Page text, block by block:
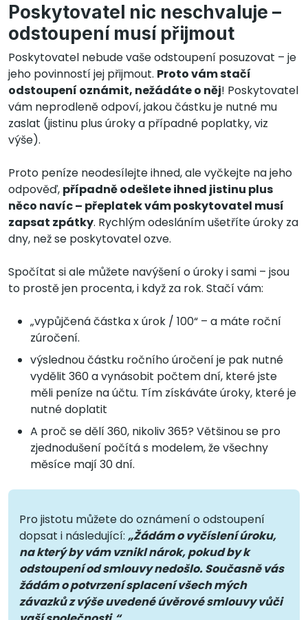
Poskytovatel nic neschvaluje –
odstoupení musí přijmout
Poskytovatel nebude vaše odstoupení posuzovat – je
jeho povinností jej přijmout. Proto vám stačí
odstoupení oznámit, nežádáte o něj! Poskytovatel
vám neprodleně odpoví, jakou částku je nutné mu
zaslat (jistinu plus úroky a případné poplatky, viz
výše).
Proto peníze neodesílejte ihned, ale vyčkejte na jeho
odpověď, případně odešlete ihned jistinu plus
něco navíc – přeplatek vám poskytovatel musí
zapsat zpátky. Rychlým odesláním ušetříte úroky za
dny, než se poskytovatel ozve.
Spočítat si ale můžete navýšení o úroky i sami – jsou
to prostě jen procenta, i když za rok. Stačí vám:
„vypůjčená částka x úrok / 100“ – a máte roční
zúročení.
výslednou částku ročního úročení je pak nutné
vydělit 360 a vynásobit počtem dní, které jste
měli peníze na účtu. Tím získáváte úroky, které je
nutné doplatit
A proč se dělí 360, nikoliv 365? Většinou se pro
zjednodušení počítá s modelem, že všechny
měsíce mají 30 dní.
Pro jistotu můžete do oznámení o odstoupení
dopsat i následující: „Žádám o vyčíslení úroku,
na který by vám vznikl nárok, pokud by k
odstoupení od smlouvy nedošlo. Současně vás
žádám o potvrzení splacení všech mých
závazků z výše uvedené úvěrové smlouvy vůči